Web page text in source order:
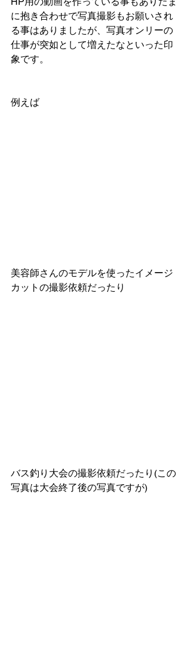
に抱き合わせで写真撮影もお願いされ
る事はありましたが、写真オンリーの
仕事が突如として増えたなといった印
象です。
例えば
美容師さんのモデルを使ったイメージ
カットの撮影依頼だったり
バス釣り大会の撮影依頼だったり(この
写真は大会終了後の写真ですが)